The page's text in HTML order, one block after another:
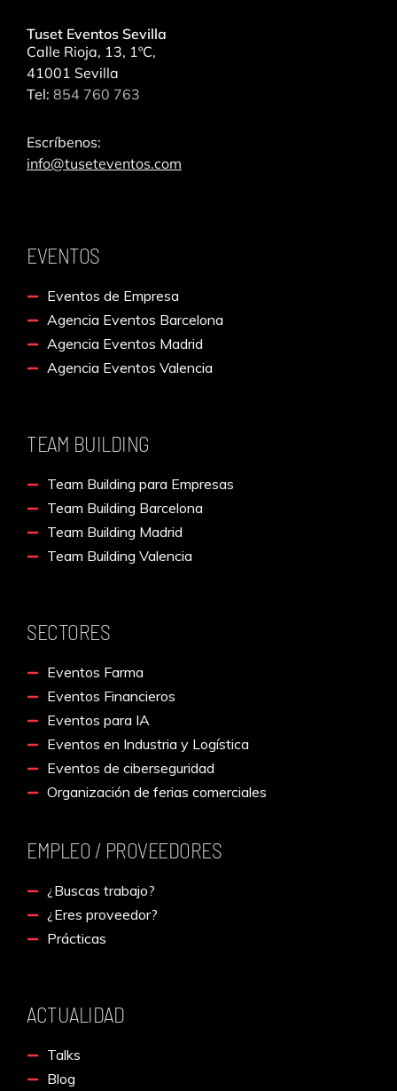
Tuset Eventos Sevilla
Calle Rioja, 13, 1ºC,
41001 Sevilla
Tel: 854 760 763
Escríbenos:
info@tuseteventos.com
EVENTOS
Eventos de Empresa
Agencia Eventos Barcelona
Agencia Eventos Madrid
Agencia Eventos Valencia
TEAM BUILDING
Team Building para Empresas
Team Building Barcelona
Team Building Madrid
Team Building Valencia
SECTORES
Eventos Farma
Eventos Financieros
Eventos para IA
Eventos en Industria y Logística
Eventos de ciberseguridad
Organización de ferias comerciales
EMPLEO / PROVEEDORES
¿Buscas trabajo?
¿Eres proveedor?
Prácticas
ACTUALIDAD
Talks
Blog